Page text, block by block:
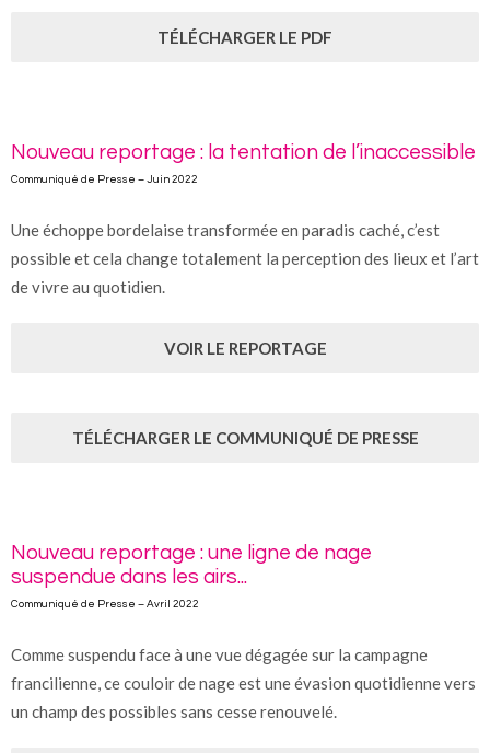
TÉLÉCHARGER LE PDF
Nouveau reportage : la tentation de l’inaccessible
Communiqué de Presse – Juin 2022
Une échoppe bordelaise transformée en paradis caché, c’est
possible et cela change totalement la perception des lieux et l’art
de vivre au quotidien.
VOIR LE REPORTAGE
TÉLÉCHARGER LE COMMUNIQUÉ DE PRESSE
Nouveau reportage : une ligne de nage
suspendue dans les airs...
Communiqué de Presse – Avril 2022
Comme suspendu face à une vue dégagée sur la campagne
francilienne, ce couloir de nage est une évasion quotidienne vers
un champ des possibles sans cesse renouvelé.